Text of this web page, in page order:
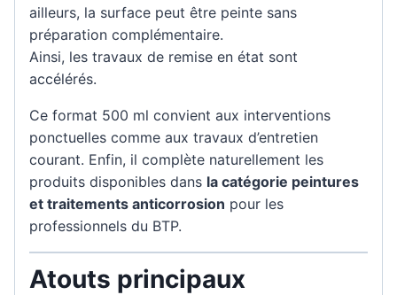
ailleurs, la surface peut être peinte sans
préparation complémentaire.
Ainsi, les travaux de remise en état sont
accélérés.
Ce format 500 ml convient aux interventions
ponctuelles comme aux travaux d’entretien
courant. Enfin, il complète naturellement les
produits disponibles dans la catégorie peintures
et traitements anticorrosion pour les
professionnels du BTP.
Atouts principaux